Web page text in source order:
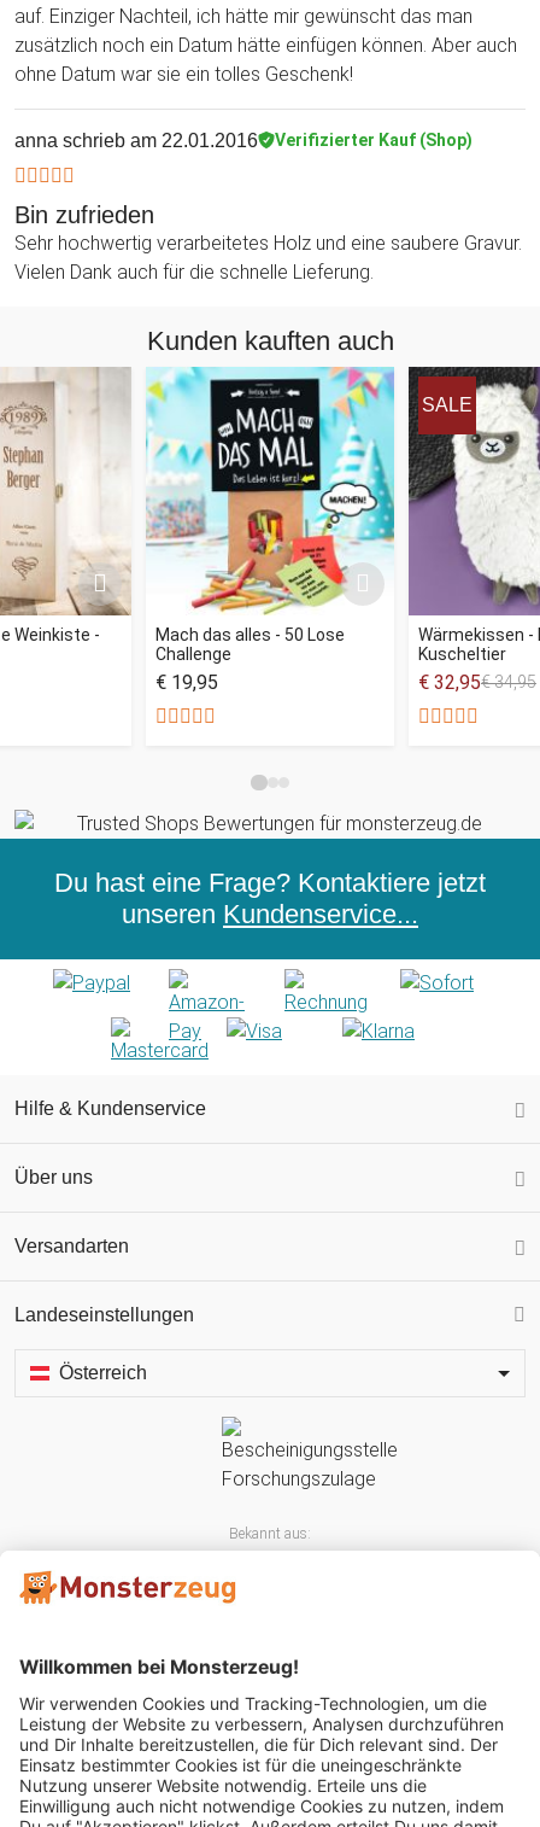
auf. Einziger Nachteil, ich hätte mir gewünscht das man
zusätzlich noch ein Datum hätte einfügen können. Aber auch
ohne Datum war sie ein tolles Geschenk!
anna schrieb am 22.01.2016 Verifizierter Kauf (Shop)
Bin zufrieden
Sehr hochwertig verarbeitetes Holz und eine saubere Gravur.
Vielen Dank auch für die schnelle Lieferung.
Kunden kauften auch
Weinkiste -
Mach das alles - 50 Lose
Challenge
€ 19,95
SALE
Wärmekissen -
Kuscheltier
€ 32,95€ 34,95
Du hast eine Frage? Kontaktiere jetzt
unseren Kundenservice...
Hilfe & Kundenservice
Über uns
Versandarten
Landeseinstellungen
Österreich
Bekannt aus:
Mitglied im: